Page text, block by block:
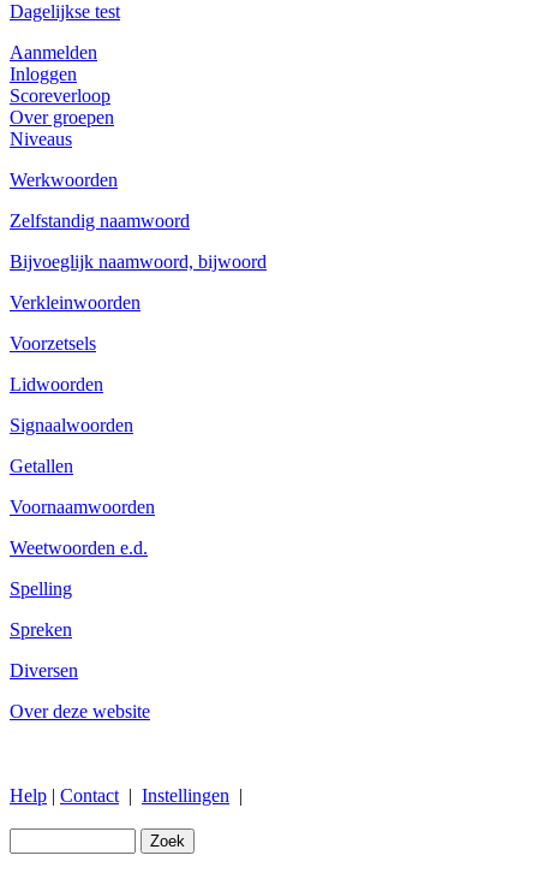
Dagelijkse test
Aanmelden
Inloggen
Scoreverloop
Over groepen
Niveaus
Werkwoorden
Zelfstandig naamwoord
Bijvoeglijk naamwoord, bijwoord
Verkleinwoorden
Voorzetsels
Lidwoorden
Signaalwoorden
Getallen
Voornaamwoorden
Weetwoorden e.d.
Spelling
Spreken
Diversen
Over deze website
Help | Contact | Instellingen |